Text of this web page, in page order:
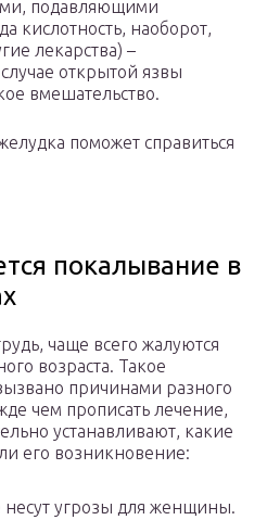
подавляющими
кислотность, наоборот,
лекарства) –
открытой язвы
вмешательство.
поможет справиться
покалывание в
чаще всего жалуются
возраста. Такое
причинами разного
чем прописать лечение,
устанавливают, какие
его возникновение:
угрозы для женщины.